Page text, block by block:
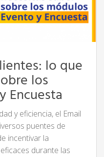
lo que
los
Encuesta
y eficiencia, el Email
puentes de
incentivar la
durante las